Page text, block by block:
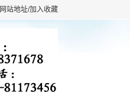
网站地址/加入收藏